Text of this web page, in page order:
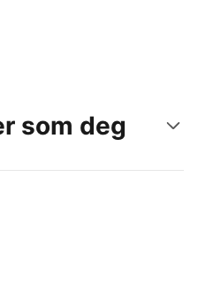
som deg
deg